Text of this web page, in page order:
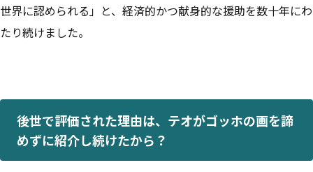
世界に認められる」と、経済的かつ献身的な援助を数十年にわ
たり続けました。
後世で評価された理由は、テオがゴッホの画を諦
めずに紹介し続けたから？